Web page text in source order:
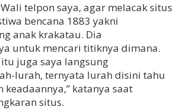
telpon saya, agar melacak situs
bencana 1883 yakni
anak krakatau. Dia
untuk mencari titiknya dimana.
juga saya langsung
lurah, ternyata lurah disini tahu
katanya saat
situs.